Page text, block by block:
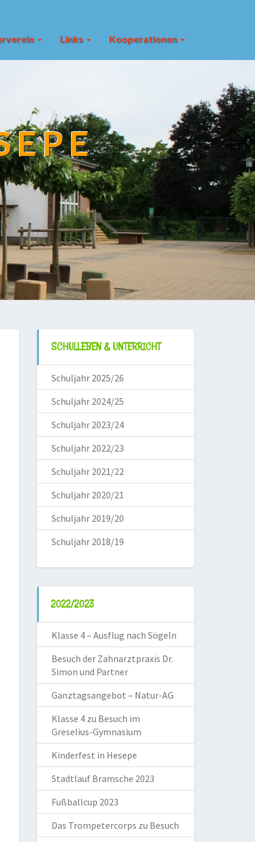
Links Kooperationen
SCHULLEBEN & UNTERRICHT
Schuljahr 2025/26
Schuljahr 2024/25
Schuljahr 2023/24
Schuljahr 2022/23
Schuljahr 2021/22
Schuljahr 2020/21
Schuljahr 2019/20
Schuljahr 2018/19
2022/2023
Klasse 4 – Ausflug nach Sögeln
Besuch der Zahnarztpraxis Dr.
Simon und Partner
Ganztagsangebot – Natur-AG
Klasse 4 zu Besuch im
Greselius-Gymnasium
Kinderfest in Hesepe
Stadtlauf Bramsche 2023
Fußballcup 2023
Das Trompetercorps zu Besuch